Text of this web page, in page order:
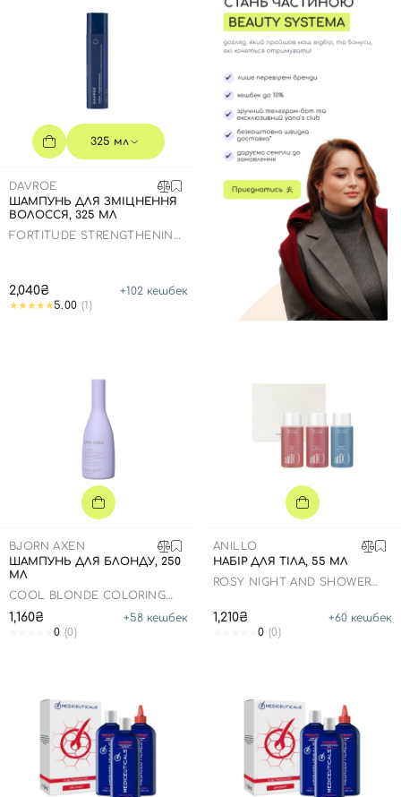
325 мл
DAVROE
ШАМПУНЬ ДЛЯ ЗМІЦНЕННЯ
ВОЛОССЯ, 325 МЛ
FORTITUDE STRENGTHENING
2,040₴ +102 кешбек
5.00 (1)
BJORN AXEN
ШАМПУНЬ ДЛЯ БЛОНДУ, 250
МЛ
COOL BLONDE COLORING
1,160₴ +58 кешбек
0 (0)
ANILLO
НАБІР ДЛЯ ТІЛА, 55 МЛ
ROSY NIGHT AND SHOWER
1,210₴ +60 кешбек
0 (0)